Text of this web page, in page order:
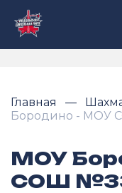
Главная
Бородино - МОУ
МОУ
СОШ